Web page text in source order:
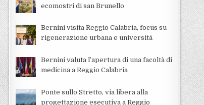
ecomostri di san Brunello
Bernini visita Reggio Calabria, focus su
rigenerazione urbana e universitá
Bernini valuta l’apertura di una facoltà di
medicina a Reggio Calabria
Ponte sullo Stretto, via libera alla
progettazione esecutiva a Reggio